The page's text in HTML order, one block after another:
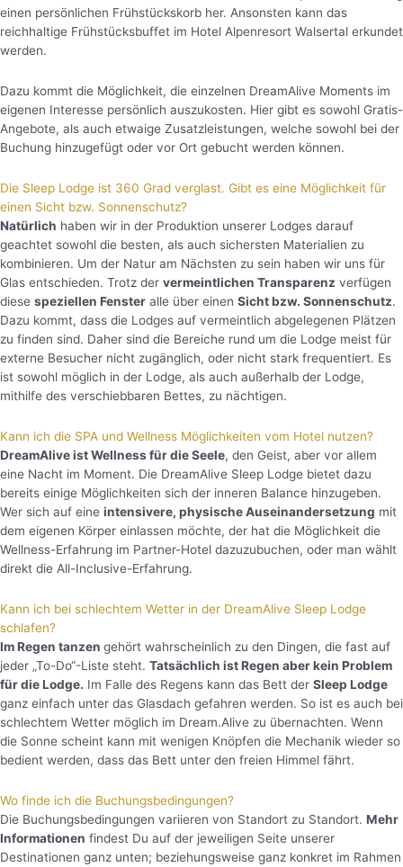
einen persönlichen Frühstückskorb her. Ansonsten kann das
reichhaltige Frühstücksbuffet im Hotel Alpenresort Walsertal erkundet
werden.
Dazu kommt die Möglichkeit, die einzelnen DreamAlive Moments im
eigenen Interesse persönlich auszukosten. Hier gibt es sowohl Gratis-
Angebote, als auch etwaige Zusatzleistungen, welche sowohl bei der
Buchung hinzugefügt oder vor Ort gebucht werden können.
Die Sleep Lodge ist 360 Grad verglast. Gibt es eine Möglichkeit für
einen Sicht bzw. Sonnenschutz?
Natürlich haben wir in der Produktion unserer Lodges darauf
geachtet sowohl die besten, als auch sichersten Materialien zu
kombinieren. Um der Natur am Nächsten zu sein haben wir uns für
Glas entschieden. Trotz der vermeintlichen Transparenz verfügen
diese speziellen Fenster alle über einen Sicht bzw. Sonnenschutz.
Dazu kommt, dass die Lodges auf vermeintlich abgelegenen Plätzen
zu finden sind. Daher sind die Bereiche rund um die Lodge meist für
externe Besucher nicht zugänglich, oder nicht stark frequentiert. Es
ist sowohl möglich in der Lodge, als auch außerhalb der Lodge,
mithilfe des verschiebbaren Bettes, zu nächtigen.
Kann ich die SPA und Wellness Möglichkeiten vom Hotel nutzen?
DreamAlive ist Wellness für die Seele, den Geist, aber vor allem
eine Nacht im Moment. Die DreamAlive Sleep Lodge bietet dazu
bereits einige Möglichkeiten sich der inneren Balance hinzugeben.
Wer sich auf eine intensivere, physische Auseinandersetzung mit
dem eigenen Körper einlassen möchte, der hat die Möglichkeit die
Wellness-Erfahrung im Partner-Hotel dazuzubuchen, oder man wählt
direkt die All-Inclusive-Erfahrung.
Kann ich bei schlechtem Wetter in der DreamAlive Sleep Lodge
schlafen?
Im Regen tanzen gehört wahrscheinlich zu den Dingen, die fast auf
jeder „To-Do“-Liste steht. Tatsächlich ist Regen aber kein Problem
für die Lodge. Im Falle des Regens kann das Bett der Sleep Lodge
ganz einfach unter das Glasdach gefahren werden. So ist es auch bei
schlechtem Wetter möglich im Dream.Alive zu übernachten. Wenn
die Sonne scheint kann mit wenigen Knöpfen die Mechanik wieder so
bedient werden, dass das Bett unter den freien Himmel fährt.
Wo finde ich die Buchungsbedingungen?
Die Buchungsbedingungen variieren von Standort zu Standort. Mehr
Informationen findest Du auf der jeweiligen Seite unserer
Destinationen ganz unten; beziehungsweise ganz konkret im Rahmen